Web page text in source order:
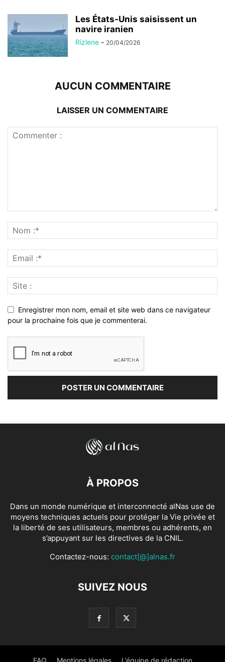
Les États-Unis saisissent un
navire iranien
Rizlene - 20/04/2026
AUCUN COMMENTAIRE
LAISSER UN COMMENTAIRE
Enregistrer mon nom, email et site web dans ce navigateur
pour la prochaine fois que je commenterai.
À PROPOS
Dans un monde numérique et interconnecté alNas use de
moyens techniques actuels pour protéger la Vie privée et
la liberté de ses utilisateurs, membres ou adhérents, en
s’appuyant sur les directives de la CNIL.
Contactez-nous: contact[@]alnas.fr
SUIVEZ NOUS
FAQ Mentions légales L’équipe de rédaction